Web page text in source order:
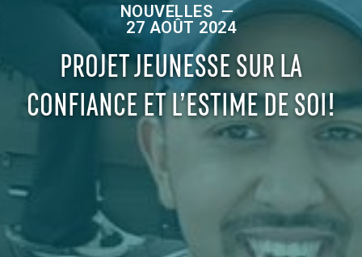
NOUVELLES —
27 AOÛT 2024
PROJET JEUNESSE SUR LA
CONFIANCE ET L’ESTIME DE SOI!